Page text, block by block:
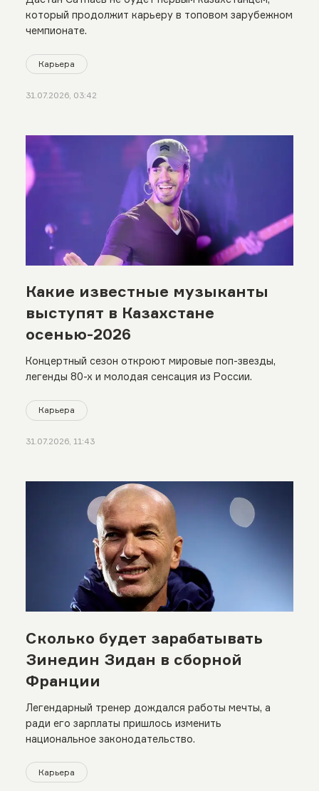
который продолжит карьеру в топовом зарубежном
чемпионате.
Карьера
31.07.2026, 03:42
Какие известные музыканты
выступят в Казахстане
осенью-2026
Концертный сезон откроют мировые поп-звезды,
легенды 80-х и молодая сенсация из России.
Карьера
31.07.2026, 11:43
Сколько будет зарабатывать
Зинедин Зидан в сборной
Франции
Легендарный тренер дождался работы мечты, а
ради его зарплаты пришлось изменить
национальное законодательство.
Карьера